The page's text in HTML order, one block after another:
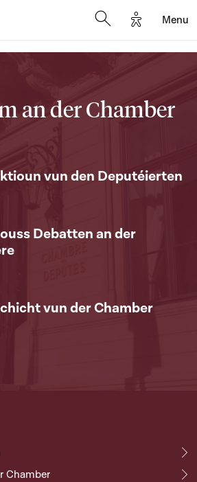
Options
Menu
an der Chamber
vun den Deputéierten
Debatten an der
vun der Chamber
Chamber